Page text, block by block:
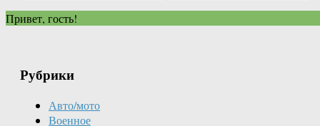
Привет, гость!
Рубрики
Авто/мото
Военное